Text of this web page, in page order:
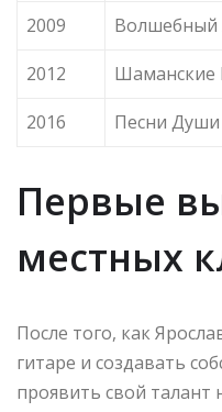
2009
Волшебный
2012
Шаманские
2016
Песни Души
Первые
местных
После того, как
гитаре и создавать
проявить свой талант